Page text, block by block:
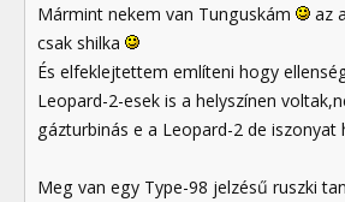
Mármint nekem van Tunguskám
az
csak shilka
És elfeklejtettem említeni hogy
Leopard-2-esek is a helyszínen
gázturbinás e a Leopard-2 de iszonyat
Meg van egy Type-98 jelzésű ruszki